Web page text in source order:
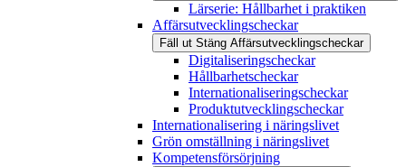
Lärserie: Hållbarhet i praktiken
Affärsutvecklingscheckar
Fäll ut Stäng Affärsutvecklingscheckar
Digitaliseringscheckar
Hållbarhetscheckar
Internationaliseringscheckar
Produktutvecklingscheckar
Internationalisering i näringslivet
Grön omställning i näringslivet
Kompetensförsörjning